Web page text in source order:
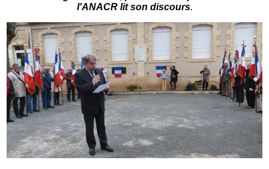
l'ANACR lit son discours.